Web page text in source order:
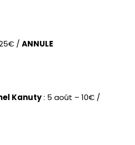
/ANNULE
Kanuty: 5 août – 10€ /